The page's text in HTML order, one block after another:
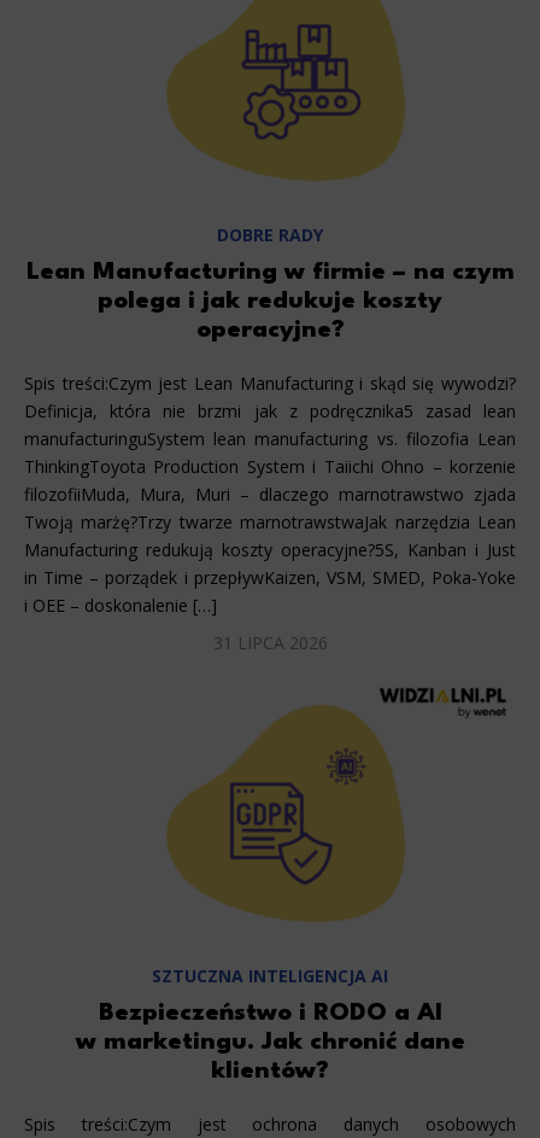
secure access to basic functions such as site navigation and access to specific areas of the website. The website
This is data used to personalize your use of our website and to remember choices you make while using our website. For
example, we may use functional cookies to remember your language preferences or to remember your login information,
making it easier for you to use the site.
site, and to create aggregate demographic statistics about users. Analytical cookies and similar technologies allow us
Scope responsible for displaying personalized ads that may be of interest to the user based on browsing history and
DOBRE RADY
Lean Manufacturing w firmie – na czym
polega i jak redukuje koszty
operacyjne?
Spis treści:Czym jest Lean Manufacturing i skąd się wywodzi?
Definicja, która nie brzmi jak z podręcznika5 zasad lean
manufacturinguSystem lean manufacturing vs. filozofia Lean
ThinkingToyota Production System i Taiichi Ohno – korzenie
filozofiiMuda, Mura, Muri – dlaczego marnotrawstwo zjada
Twoją marżę?Trzy twarze marnotrawstwaJak narzędzia Lean
Manufacturing redukują koszty operacyjne?5S, Kanban i Just
in Time – porządek i przepływKaizen, VSM, SMED, Poka-Yoke
i OEE – doskonalenie […]
31 LIPCA 2026
SZTUCZNA INTELIGENCJA AI
Bezpieczeństwo i RODO a AI
w marketingu. Jak chronić dane
klientów?
Spis treści:Czym jest ochrona danych osobowych